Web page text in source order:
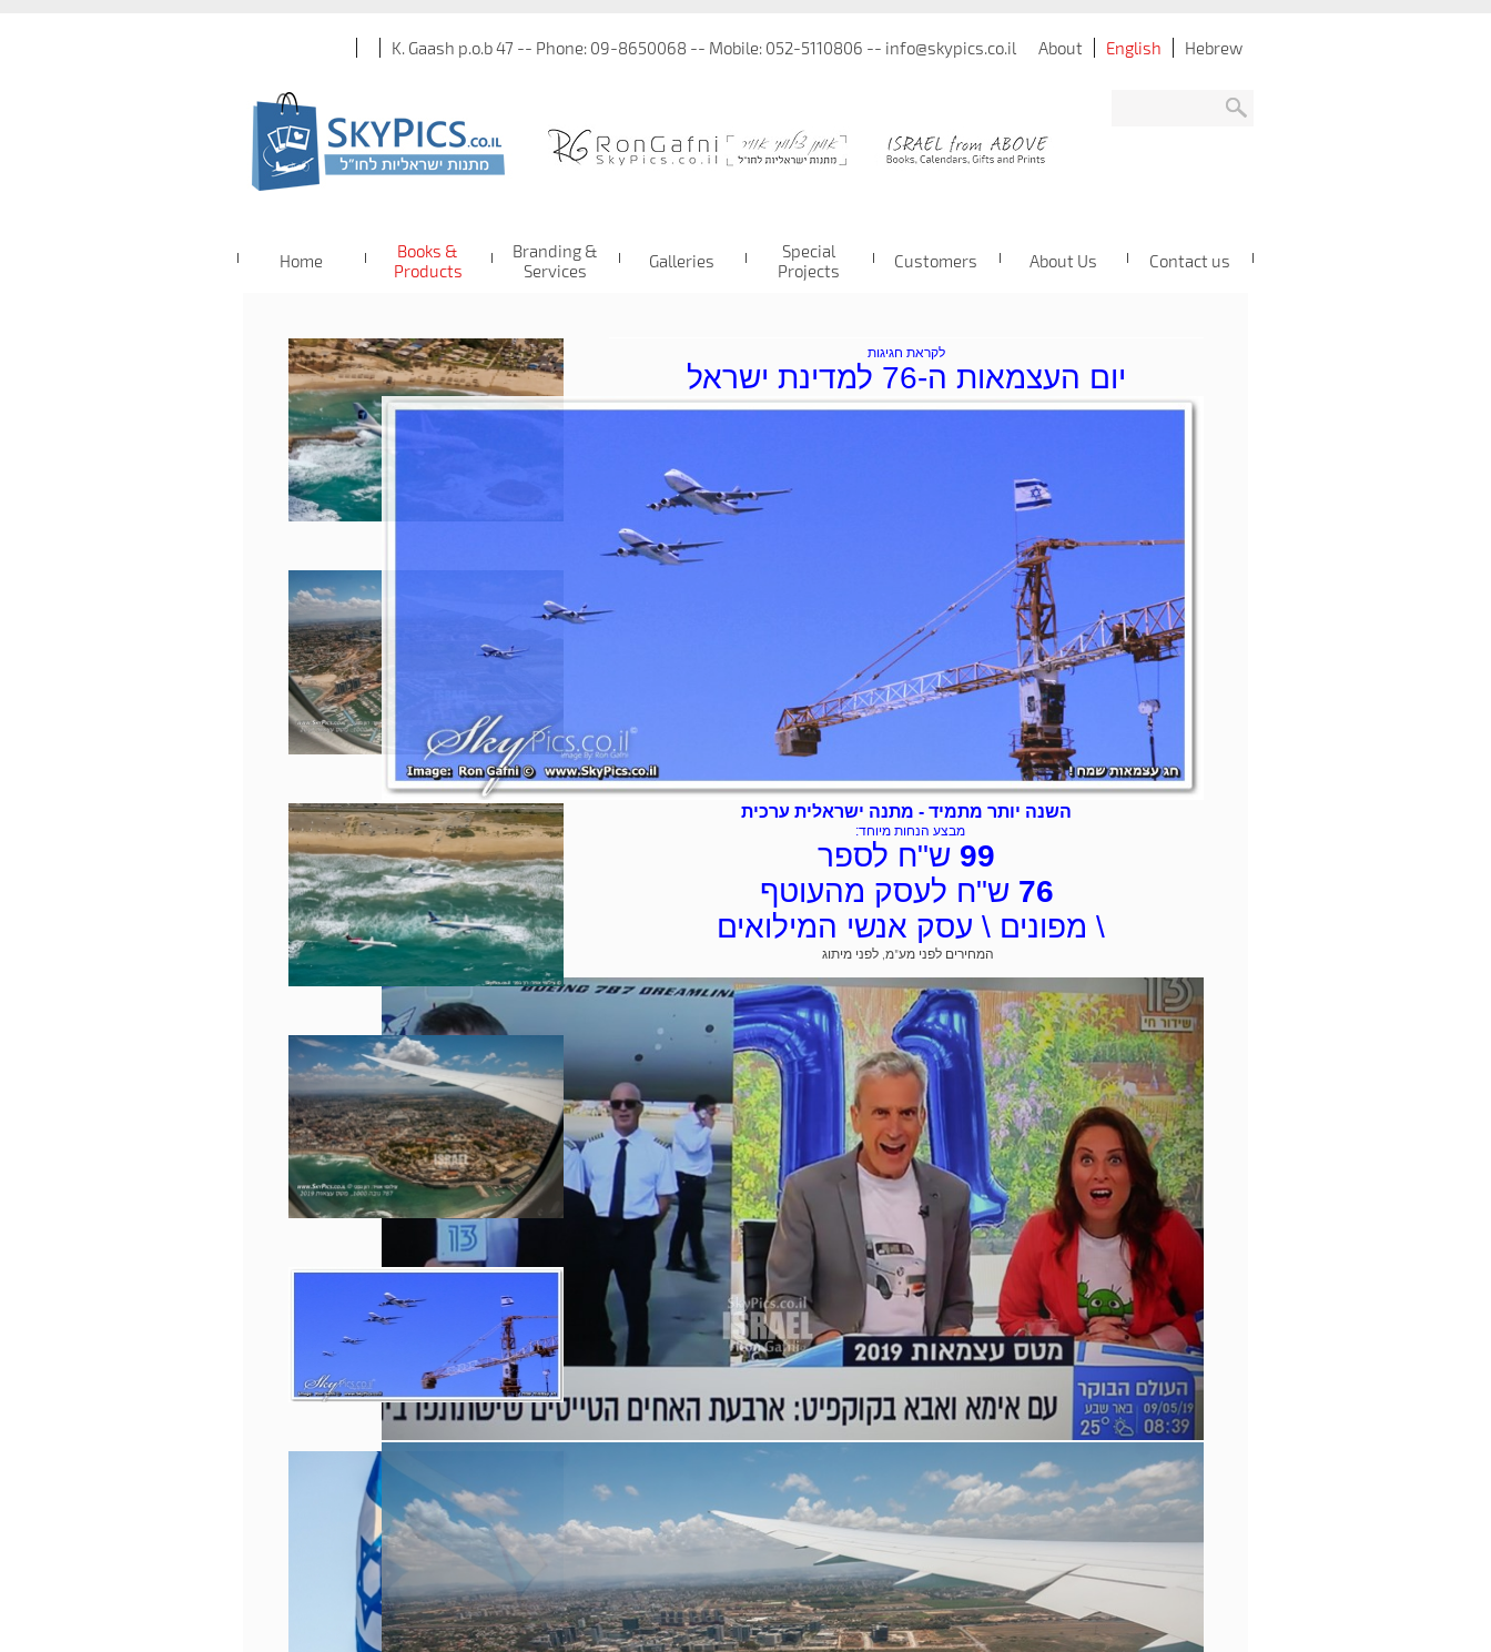
Hebrew
English
About
K. Gaash p.o.b 47 -- Phone: 09-8650068 -- Mobile: 052-5110806 -- info@skypics.co.il
Home
Books &
Products
Branding &
Services
Galleries
Special
Projects
Customers About Us Contact us
לקראת חגיגות
יום העצמאות ה-76 למדינת ישראל
השנה יותר מתמיד - מתנה ישראלית ערכית
מבצע הנחות מיוחד:
99 ש"ח לספר
76 ש"ח לעסק מהעוטף
\ מפונים \ עסק אנשי המילואים
המחירים לפני מע"מ, לפני מיתוג